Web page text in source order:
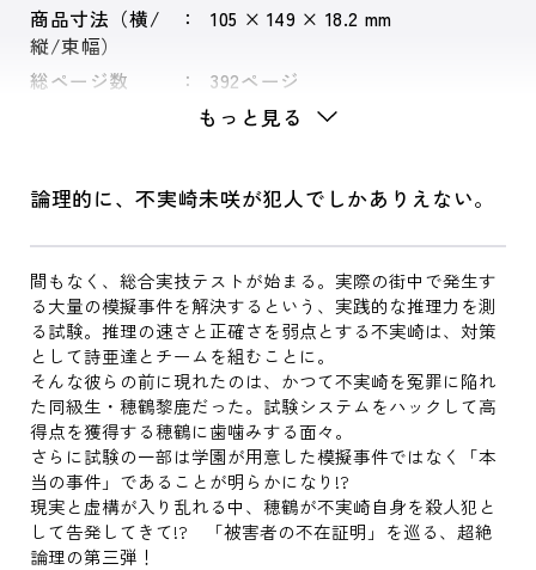
商品寸法（横/
縦/束幅）
105 × 149 × 18.2 mm
総ページ数 392ページ
もっと見る
論理的に、不実崎未咲が犯人でしかありえない。
間もなく、総合実技テストが始まる。実際の街中で発生す
る大量の模擬事件を解決するという、実践的な推理力を測
る試験。推理の速さと正確さを弱点とする不実崎は、対策
として詩亜達とチームを組むことに。
そんな彼らの前に現れたのは、かつて不実崎を冤罪に陥れ
た同級生・穂鶴黎鹿だった。試験システムをハックして高
得点を獲得する穂鶴に歯噛みする面々。
さらに試験の一部は学園が用意した模擬事件ではなく「本
当の事件」であることが明らかになり!?
現実と虚構が入り乱れる中、穂鶴が不実崎自身を殺人犯と
して告発してきて!? 「被害者の不在証明」を巡る、超絶
論理の第三弾！